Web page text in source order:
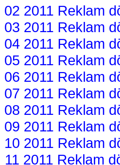
02 2011 Reklam
03 2011 Reklam
04 2011 Reklam
05 2011 Reklam
06 2011 Reklam
07 2011 Reklam
08 2011 Reklam
09 2011 Reklam
10 2011 Reklam
11 2011 Reklam